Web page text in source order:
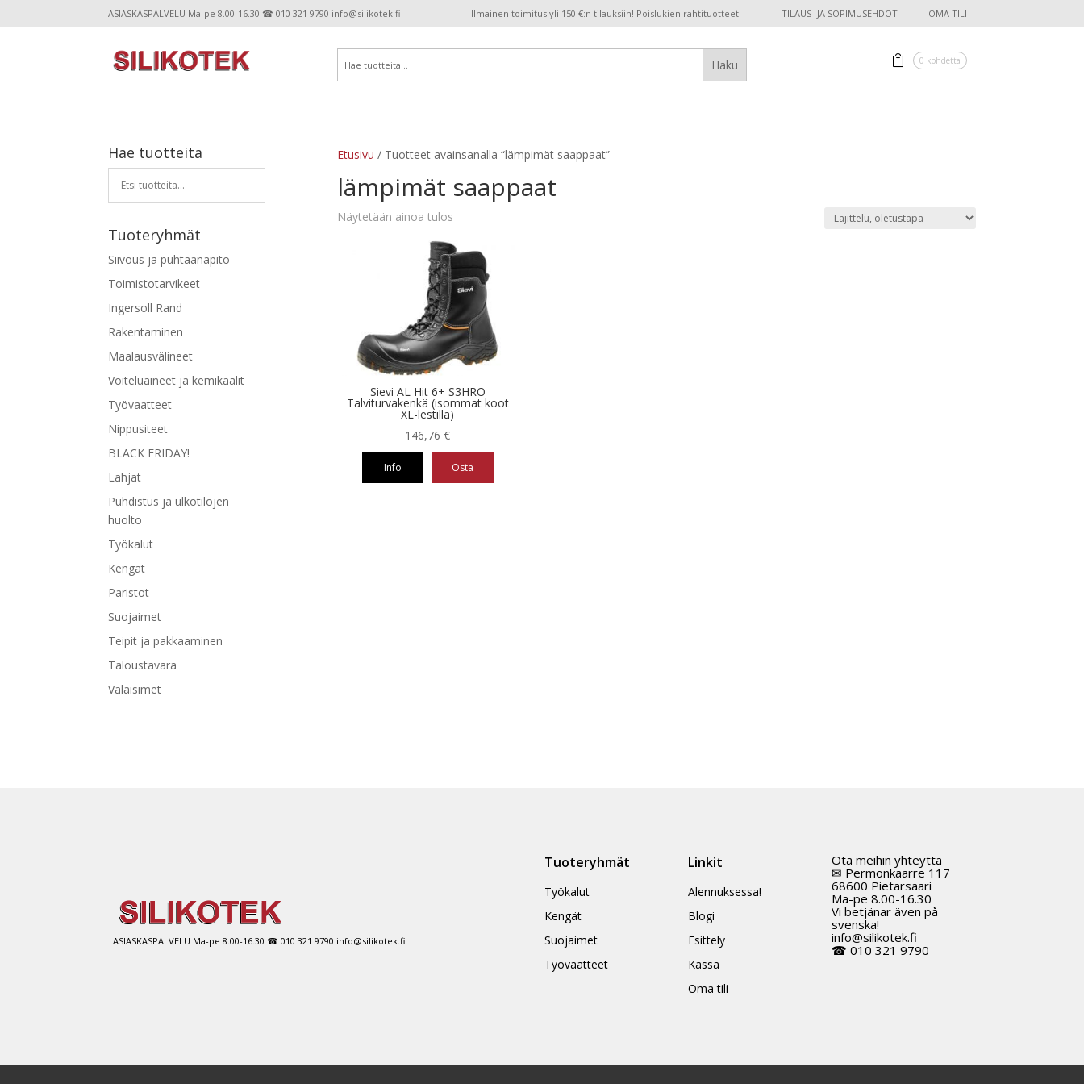
ASIASKASPALVELU Ma-pe 8.00-16.30 ☎ 010 321 9790 info@silikotek.fi Ilmainen toimitus yli 150 €:n tilauksiin! Poislukien rahtituotteet. TILAUS- JA SOPIMUSEHDOT OMA TILI
0 kohdetta
Etusivu / Tuotteet avainsanalla “lämpimät saappaat”
lämpimät saappaat
Näytetään ainoa tulos
Sievi AL Hit 6+ S3HRO
Talviturvakenkä (isommat koot
XL-lestillä)
146,76€
Info Osta
Hae tuotteita
Tuoteryhmät
Siivous ja puhtaanapito
Toimistotarvikeet
Ingersoll Rand
Rakentaminen
Maalausvälineet
Voiteluaineet ja kemikaalit
Työvaatteet
Nippusiteet
BLACK FRIDAY!
Lahjat
Puhdistus ja ulkotilojen
huolto
Työkalut
Kengät
Paristot
Suojaimet
Teipit ja pakkaaminen
Taloustavara
Valaisimet
ASIASKASPALVELU Ma-pe 8.00-16.30 ☎ 010 321 9790 info@silikotek.fi
Tuoteryhmät
Työkalut
Kengät
Suojaimet
Työvaatteet
Linkit
Alennuksessa!
Blogi
Esittely
Kassa
Oma tili
Ota meihin yhteyttä
✉ Permonkaarre 117
68600 Pietarsaari
Ma-pe 8.00-16.30
Vi betjänar även på
svenska!
info@silikotek.fi
☎ 010 321 9790